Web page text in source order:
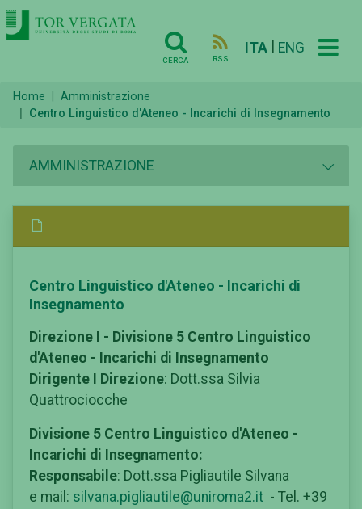
CERCA RSS
ITA ENG
Home
Amministrazione
Centro Linguistico d'Ateneo - Incarichi di Insegnamento
AMMINISTRAZIONE
Centro Linguistico d'Ateneo - Incarichi di
Insegnamento
Direzione I - Divisione 5 Centro Linguistico
d'Ateneo - Incarichi di Insegnamento
Dirigente I Direzione: Dott.ssa Silvia
Quattrociocche
Divisione 5 Centro Linguistico d'Ateneo -
Incarichi di Insegnamento:
Responsabile: Dott.ssa Pigliautile Silvana
e mail: silvana.pigliautile@uniroma2.it - Tel. +39